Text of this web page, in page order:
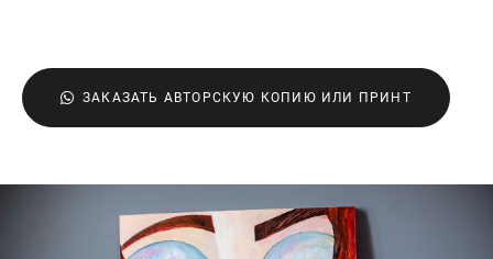
ЗАКАЗАТЬ АВТОРСКУЮ КОПИЮ ИЛИ ПРИНТ